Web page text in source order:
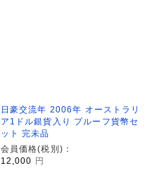
日豪交流年 2006年 オーストラリ
ア1ドル銀貨入り プルーフ貨幣セ
ット 完未品
会員価格(税別)：
12,000 円